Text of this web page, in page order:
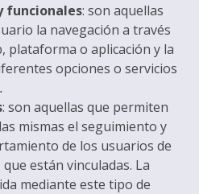
funcionales: son aquellas
la navegación a través
plataforma o aplicación y la
opciones o servicios
.
: son aquellas que permiten
mismas el seguimiento y
de los usuarios de
están vinculadas. La
mediante este tipo de